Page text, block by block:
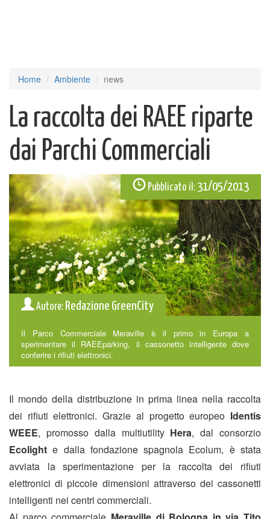
Home Ambiente news
La raccolta dei RAEE riparte
dai Parchi Commerciali
Pubblicato il: 31/05/2013
Autore: Redazione GreenCity
Il Parco Commerciale Meraville è il primo in Europa a
sperimentare il RAEEparking, il cassonetto intelligente dove
conferire i rifiuti elettronici.
Il mondo della distribuzione in prima linea nella raccolta
dei rifiuti elettronici. Grazie al progetto europeo Identis
WEEE, promosso dalla multiutility Hera, dal consorzio
Ecolight e dalla fondazione spagnola Ecolum, è stata
avviata la sperimentazione per la raccolta dei rifiuti
elettronici di piccole dimensioni attraverso dei cassonetti
intelligenti nei centri commerciali.